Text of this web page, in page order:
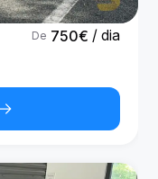
De 750€ / dia